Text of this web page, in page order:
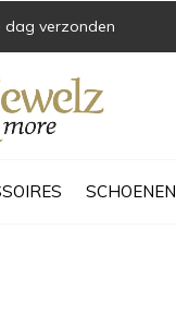
SCHOENEN
dag verzonden